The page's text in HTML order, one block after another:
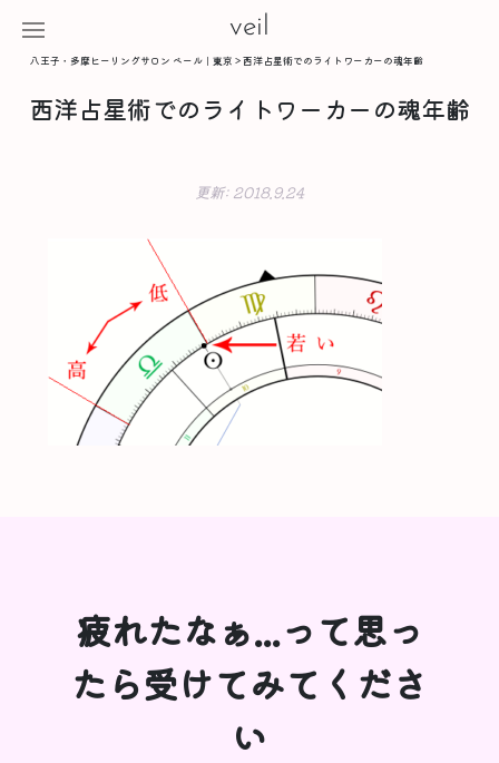
veil
八王子・多摩ヒーリングサロン ベール｜東京 >西洋占星術でのライトワーカーの魂年齢
西洋占星術でのライトワーカーの魂年齢
更新: 2018.9.24
疲れたなぁ...って思っ
たら受けてみてくださ
い